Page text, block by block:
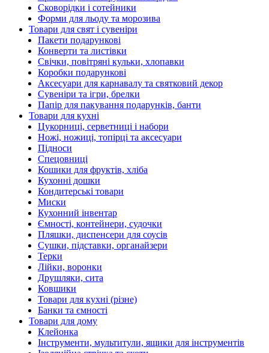
Сковорідки і сотейники
Форми для льоду та морозива
Товари для свят і сувеніри
Пакети подарункові
Конверти та листівки
Свічки, повітряні кульки, хлопавки
Коробки подарункові
Аксесуари для карнавалу та святковий декор
Сувеніри та ігри, брелки
Папір для пакування подарунків, банти
Товари для кухні
Цукорниці, серветниці і набори
Ножі, ножиці, топірці та аксесуари
Підноси
Спецовниці
Кошики для фруктів, хліба
Кухонні дошки
Кондитерські товари
Миски
Кухонний інвентар
Ємності, контейнери, судочки
Пляшки, диспенсери для соусів
Сушки, підставки, органайзери
Терки
Лійки, воронки
Друшляки, сита
Ковшики
Товари для кухні (різне)
Банки та ємності
Товари для дому
Клейонка
Інструменти, мультитули, ящики для інструментів